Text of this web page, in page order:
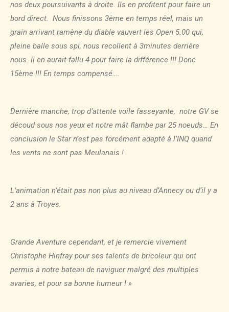
nos deux poursuivants à droite. Ils en profitent pour faire un
bord direct. Nous finissons 3ème en temps réel, mais un
grain arrivant ramène du diable vauvert les Open 5.00 qui,
pleine balle sous spi, nous recollent à 3minutes derrière
nous. Il en aurait fallu 4 pour faire la différence !!! Donc
15ème !!! En temps compensé….
Dernière manche, trop d’attente voile fasseyante, notre GV se
découd sous nos yeux et notre mât flambe par 25 noeuds… En
conclusion le Star n’est pas forcément adapté à l’INQ quand
les vents ne sont pas Meulanais !
L’animation n’était pas non plus au niveau d’Annecy ou d’il y a
2 ans à Troyes.
Grande Aventure cependant, et je remercie vivement
Christophe Hinfray pour ses talents de bricoleur qui ont
permis à notre bateau de naviguer malgré des multiples
avaries, et pour sa bonne humeur ! »